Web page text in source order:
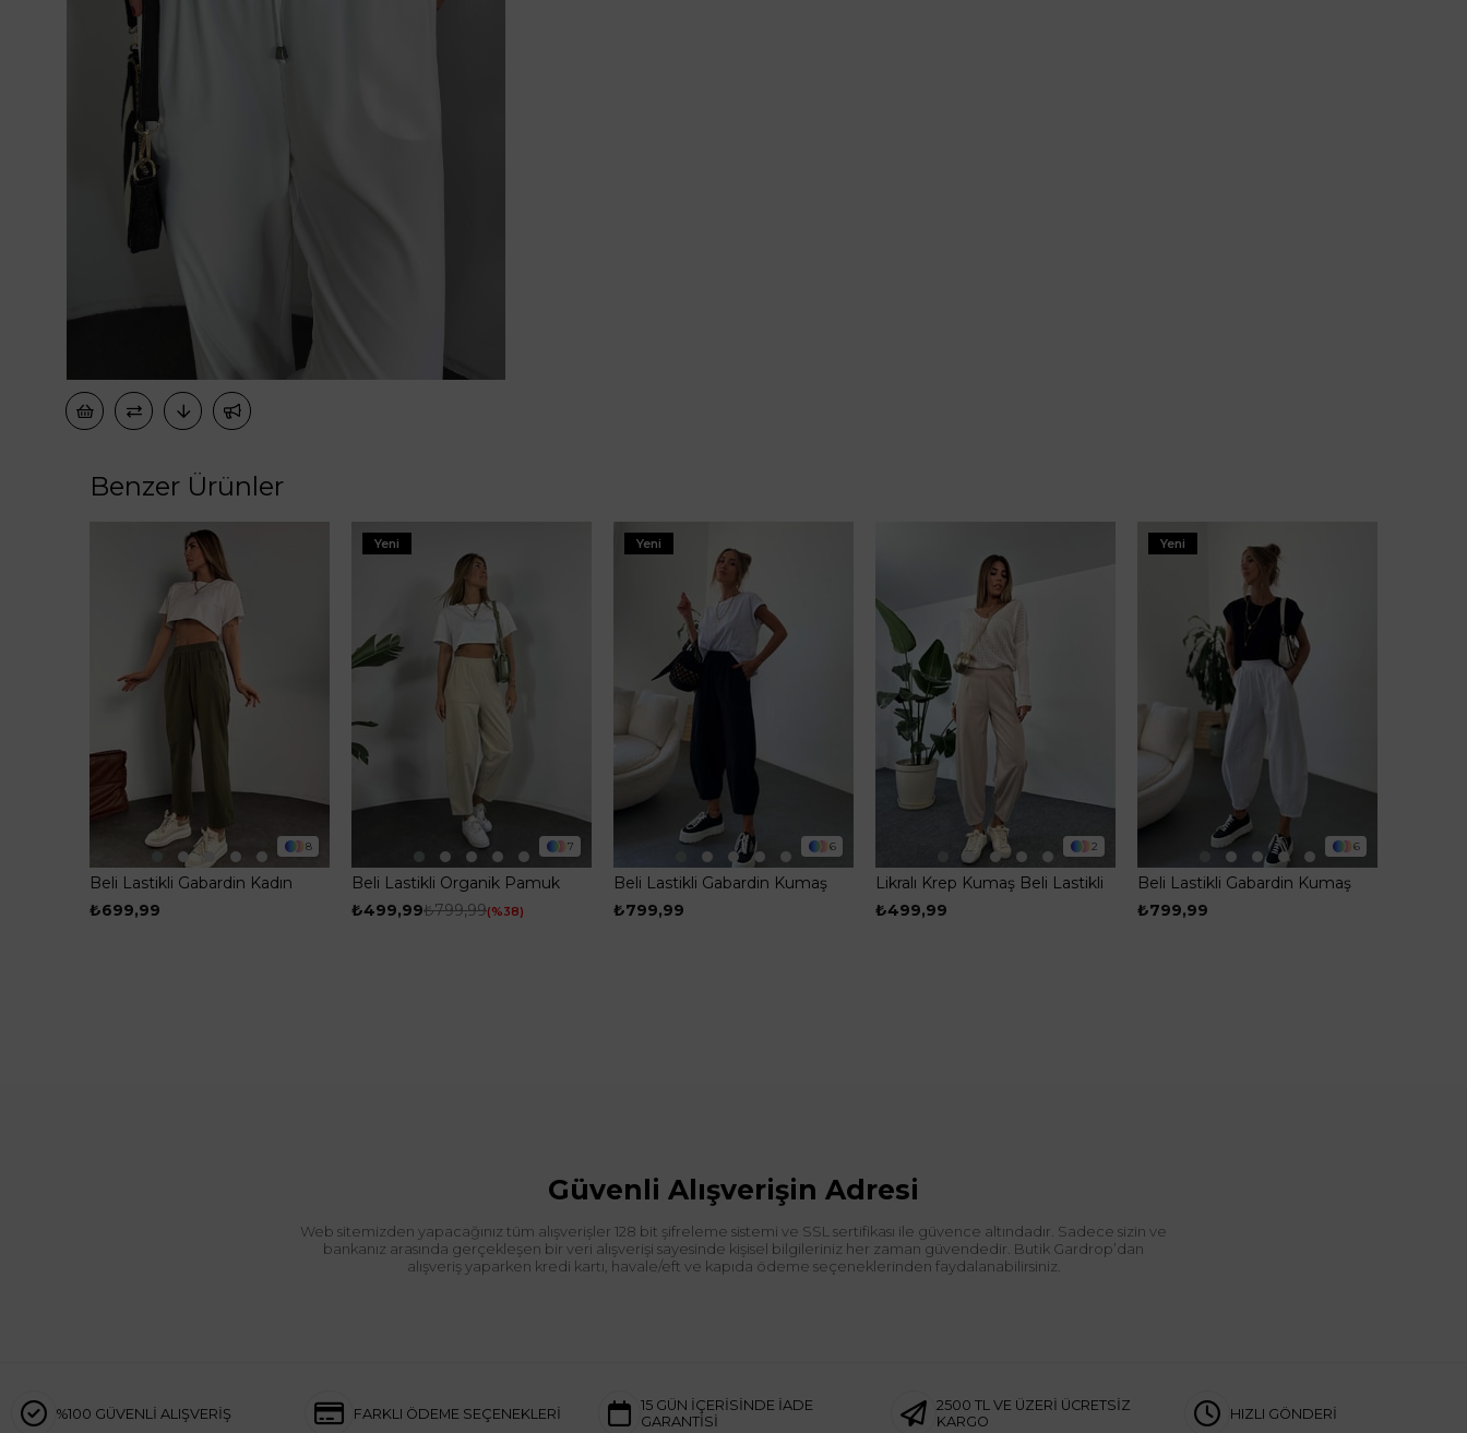
Benzer Ürünler
8
Beli Lastikli Gabardin Kadın
Pantolon Haki
₺699,99
7
Beli Lastikli Organik Pamuk
Kumaş Şalvar Pantolon Taş
₺499,99₺799,99 %38
Yeni
6
Beli Lastikli Gabardin Kumaş
Şalvar Pantolon Siyah
₺799,99
Yeni
2
Likralı Krep Kumaş Beli Lastikli
Pens Detay Şalvar Pantolon
₺499,99
6
Beli Lastikli Gabardin Kumaş
Şalvar Pantolon Ekru
₺799,99
Yeni
Güvenli Alışverişin Adresi
Web sitemizden yapacağınız tüm alışverişler 128 bit şifreleme sistemi ve SSL sertifikası ile güvence altındadır. Sadece sizin ve
bankanız arasında gerçekleşen bir veri alışverişi sayesinde kişisel bilgileriniz her zaman güvendedir. Butik Gardrop’dan
alışveriş yaparken kredi kartı, havale/eft ve kapıda ödeme seçeneklerinden faydalanabilirsiniz.
%100 GÜVENLİ ALIŞVERİŞ FARKLI ÖDEME SEÇENEKLERİ
15 GÜN İÇERİSİNDE İADE
GARANTİSİ
2500 TL VE ÜZERİ ÜCRETSİZ
KARGO
HIZLI GÖNDERİ